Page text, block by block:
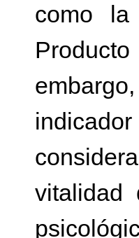
como